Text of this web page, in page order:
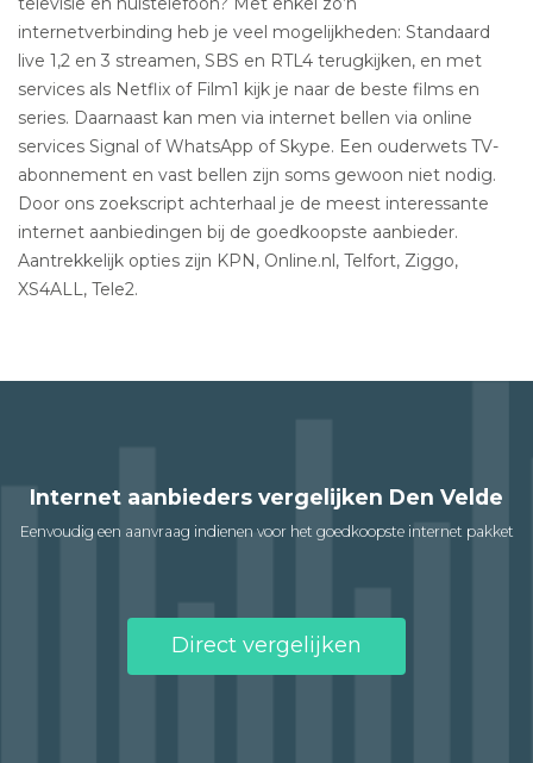
internetverbinding heb je veel mogelijkheden: Standaard
live 1,2 en 3 streamen, SBS en RTL4 terugkijken, en met
services als Netflix of Film1 kijk je naar de beste films en
series. Daarnaast kan men via internet bellen via online
services Signal of WhatsApp of Skype. Een ouderwets TV-
abonnement en vast bellen zijn soms gewoon niet nodig.
Door ons zoekscript achterhaal je de meest interessante
internet aanbiedingen bij de goedkoopste aanbieder.
Aantrekkelijk opties zijn KPN, Online.nl, Telfort, Ziggo,
XS4ALL, Tele2.
Internet aanbieders vergelijken Den Velde
Eenvoudig een aanvraag indienen voor het goedkoopste internet pakket
Direct vergelijken